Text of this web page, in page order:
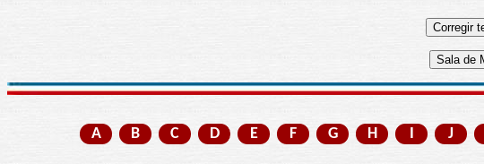
A B C D E F G H I J